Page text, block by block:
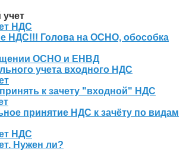
НДС
НДС!!! Голова на ОСНО, обособка
ОСНО и ЕНВД
учета входного НДС
к зачету "входной" НДС
принятие НДС к зачёту по видам
НДС
Нужен ли?